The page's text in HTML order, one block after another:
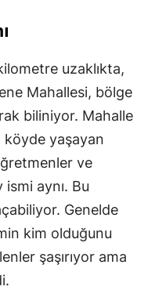
uzaklıkta,
Mahallesi, bölge
biliniyor. Mahalle
köyde yaşayan
ve
aynı. Bu
Genelde
kim olduğunu
şaşırıyor ama